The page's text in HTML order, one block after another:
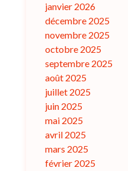
janvier 2026
décembre 2025
novembre 2025
octobre 2025
septembre 2025
août 2025
juillet 2025
juin 2025
mai 2025
avril 2025
mars 2025
février 2025